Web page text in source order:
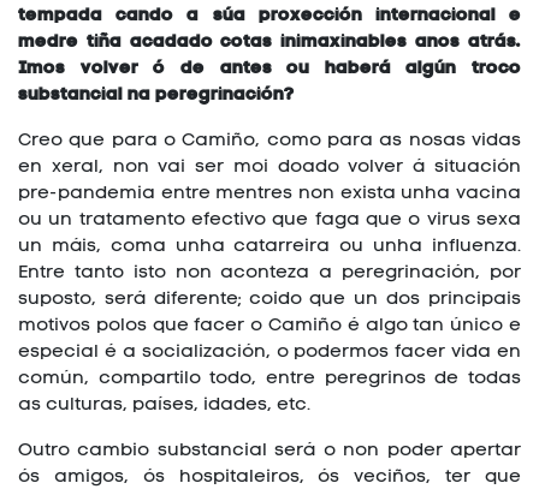
tempada cando a súa proxección internacional e
medre tiña acadado cotas inimaxinables anos atrás.
Imos volver ó de antes ou haberá algún troco
substancial na peregrinación?
Creo que para o Camiño, como para as nosas vidas
en xeral, non vai ser moi doado volver á situación
pre-pandemia entre mentres non exista unha vacina
ou un tratamento efectivo que faga que o virus sexa
un máis, coma unha catarreira ou unha influenza.
Entre tanto isto non aconteza a peregrinación, por
suposto, será diferente; coido que un dos principais
motivos polos que facer o Camiño é algo tan único e
especial é a socialización, o podermos facer vida en
común, compartilo todo, entre peregrinos de todas
as culturas, países, idades, etc.
Outro cambio substancial será o non poder apertar
ós amigos, ós hospitaleiros, ós veciños, ter que